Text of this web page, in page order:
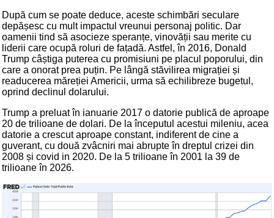
După cum se poate deduce, aceste schimbări seculare
depășesc cu mult impactul vreunui personaj politic. Dar
oamenii tind să asocieze speranțe, vinovății sau merite cu
liderii care ocupă roluri de fațadă. Astfel, în 2016, Donald
Trump câștiga puterea cu promisiuni pe placul poporului, din
care a onorat prea puțin. Pe lângă stăvilirea migrației și
readucerea măreției Americii, urma să echilibreze bugetul,
oprind declinul dolarului.
Trump a preluat în ianuarie 2017 o datorie publică de aproape
20 de trilioane de dolari. De la începutul acestui mileniu, acea
datorie a crescut aproape constant, indiferent de cine a
guverant, cu două zvâcniri mai abrupte în dreptul crizei din
2008 și covid in 2020. De la 5 trilioane în 2001 la 39 de
trilioane în 2026.